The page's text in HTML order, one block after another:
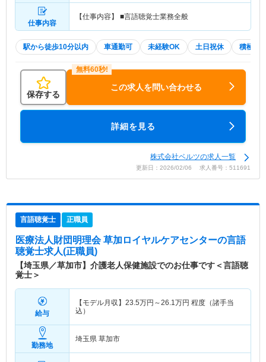
仕事内容
【仕事内容】 ■言語聴覚士業務全般
駅から徒歩10分以内 車通勤可 未経験OK 土日祝休 積極採
保存する
この求人を問い合わせる
詳細を見る
株式会社ベルツの求人一覧
更新日：2026/02/06 求人番号：511691
言語聴覚士 正職員
医療法人財団明理会 草加ロイヤルケアセンターの言語
聴覚士求人(正職員)
【埼玉県／草加市】介護老人保健施設でのお仕事です＜言語聴
覚士＞
給与
【モデル月収】 23.5万円～26.1万円 程度（諸手当
込）
勤務地
埼玉県 草加市